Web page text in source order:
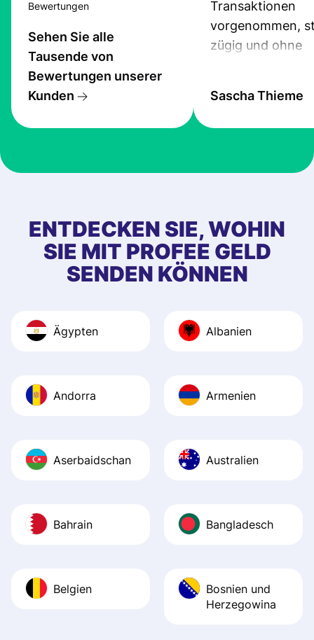
Bewertungen
Sehen Sie alle
Tausende von
Bewertungen unserer
Kunden
Transaktionen
vorgenommen,
zügig und ohne
Sascha Thieme
ENTDECKEN SIE, WOHIN
SIE MIT PROFEE GELD
SENDEN KÖNNEN
Ägypten Albanien
Andorra Armenien
Aserbaidschan Australien
Bahrain Bangladesch
Belgien
Bosnien und
Herzegowina